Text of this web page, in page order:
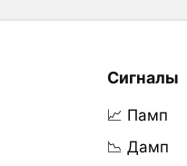
Сигналы
📈 Памп
📉 Дамп